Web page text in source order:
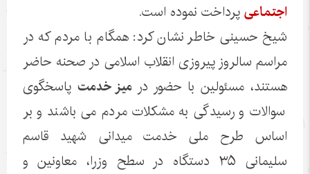
اجتماعیپرداخت نموده است.
شیخ حسینی خاطر نشان کرد: همگام با مردم که در
مراسم سالروز پیروزی انقلاب اسلامی در صحنه حاضر
هستند، مسئولین با حضور درمیز خدمت پاسخگوی
سوالات و رسیدگی به مشکلات مردم می باشند و بر
اساس طرح ملی خدمت میدانی شهید قاسم
سلیمانی ۳۵ دستگاه در سطح وزرا، معاونین و